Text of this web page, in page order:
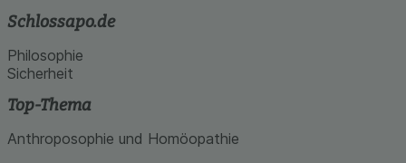
Schlossapo.de
Philosophie
Sicherheit
Top-Thema
Anthroposophie und Homöopathie